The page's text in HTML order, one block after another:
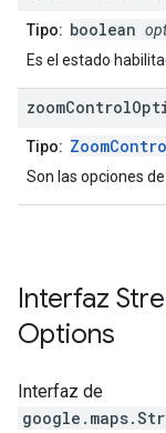
Tipo: boolean
Es el estado
zoomControl
Tipo:
Son las opciones
Interfaz
Options
Interfaz de
google.maps.